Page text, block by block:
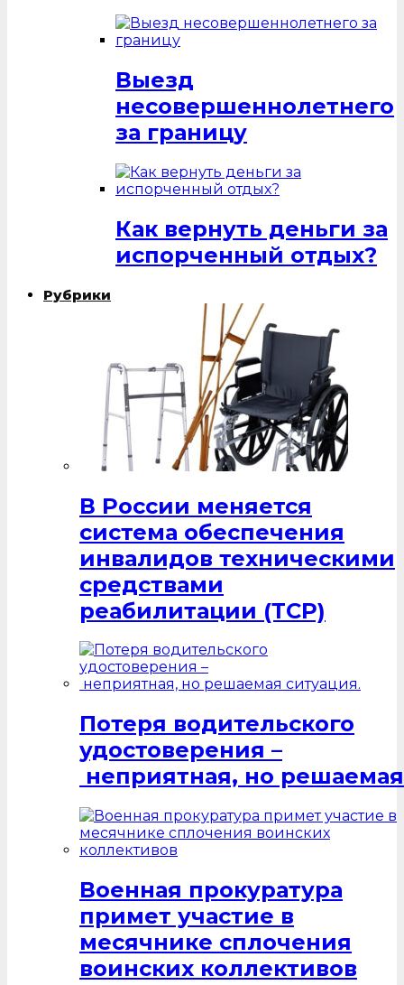
Выезд
несовершеннолетнего
за границу
Как вернуть деньги за
испорченный отдых?
Рубрики
В России меняется
система обеспечения
инвалидов техническими
средствами
реабилитации (ТСР)
Потеря водительского
удостоверения –
неприятная, но
Военная прокуратура
примет участие в
месячнике сплочения
воинских коллективов